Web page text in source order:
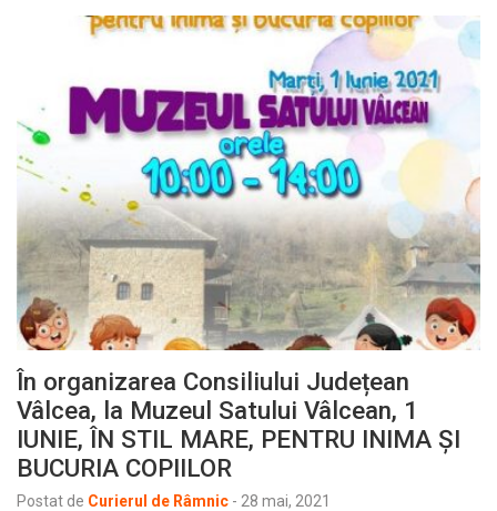
În organizarea Consiliului Județean
Vâlcea, la Muzeul Satului Vâlcean, 1
IUNIE, ÎN STIL MARE, PENTRU INIMA ȘI
BUCURIA COPIILOR
Postat de Curierul de Râmnic - 28 mai, 2021